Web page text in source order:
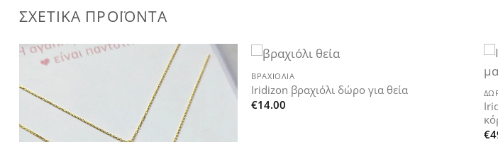
ΣΧΕΤΙΚΆ ΠΡΟΪΌΝΤΑ
Add to
+
ΒΡΑΧΙΌΛΙΑ
Iridizon βραχιόλι δώρο για θεία
€14.00
€